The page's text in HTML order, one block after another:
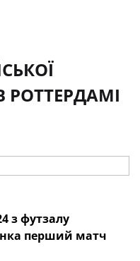
РОТТЕРДАМІ
з футзалу
перший матч